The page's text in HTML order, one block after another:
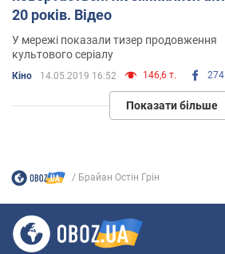
20 років. Відео
У мережі показали тизер продовження
культового серіалу
Кіно 14.05.2019 16:52 146,6 т. 274
Показати більше
Брайан Остін Грін